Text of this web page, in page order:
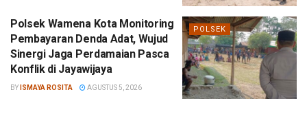
POLSEK
Polsek Wamena Kota Monitoring
Pembayaran Denda Adat, Wujud
Sinergi Jaga Perdamaian Pasca
Konflik di Jayawijaya
BY ISMAYA ROSITA AGUSTUS 5, 2026